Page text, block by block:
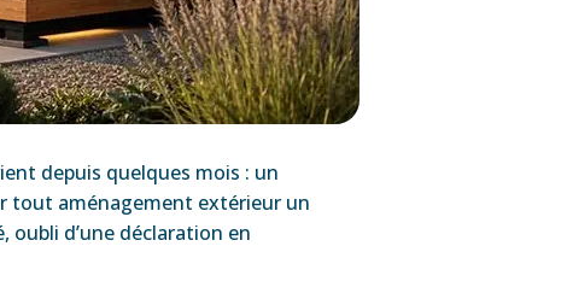
depuis quelques mois : un
tout aménagement extérieur un
oubli d’une déclaration en